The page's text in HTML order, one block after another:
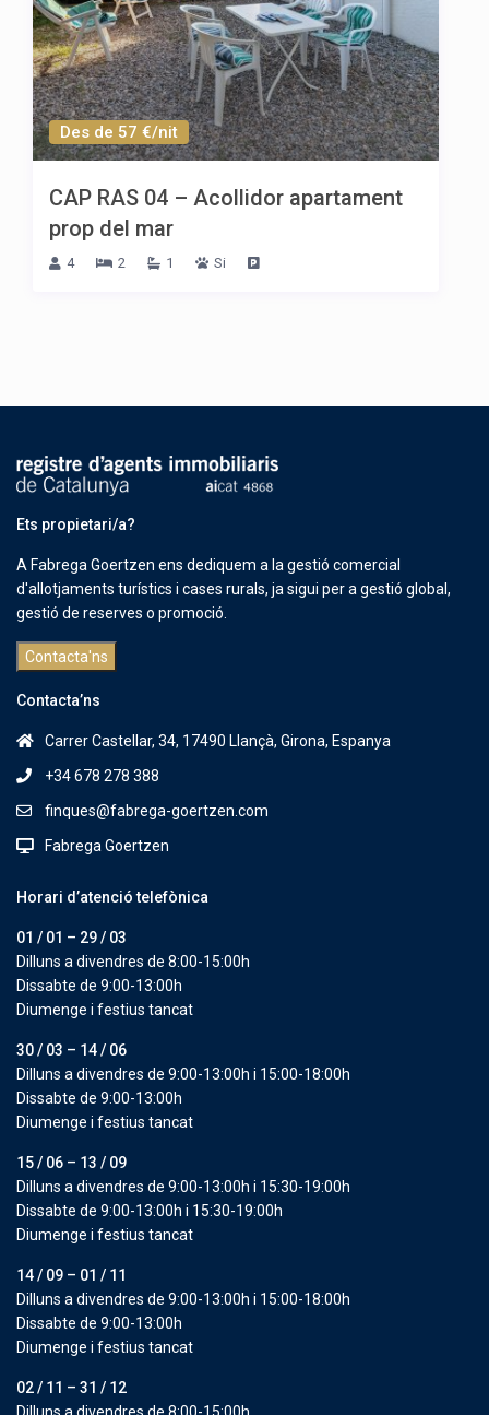
Des de 57 €/nit
CAP RAS 04 – Acollidor apartament
prop del mar
4 2 1 Si
Ets propietari/a?
A Fabrega Goertzen ens dediquem a la gestió comercial
d'allotjaments turístics i cases rurals, ja sigui per a gestió global,
gestió de reserves o promoció.
Contacta'ns
Contacta’ns
Carrer Castellar, 34, 17490 Llançà, Girona, Espanya
+34 678 278 388
finques@fabrega-goertzen.com
Fabrega Goertzen
Horari d’atenció telefònica
01 / 01 – 29 / 03
Dilluns a divendres de 8:00-15:00h
Dissabte de 9:00-13:00h
Diumenge i festius tancat
30 / 03 – 14 / 06
Dilluns a divendres de 9:00-13:00h i 15:00-18:00h
Dissabte de 9:00-13:00h
Diumenge i festius tancat
15 / 06 – 13 / 09
Dilluns a divendres de 9:00-13:00h i 15:30-19:00h
Dissabte de 9:00-13:00h i 15:30-19:00h
Diumenge i festius tancat
14 / 09 – 01 / 11
Dilluns a divendres de 9:00-13:00h i 15:00-18:00h
Dissabte de 9:00-13:00h
Diumenge i festius tancat
02 / 11 – 31 / 12
Dilluns a divendres de 8:00-15:00h